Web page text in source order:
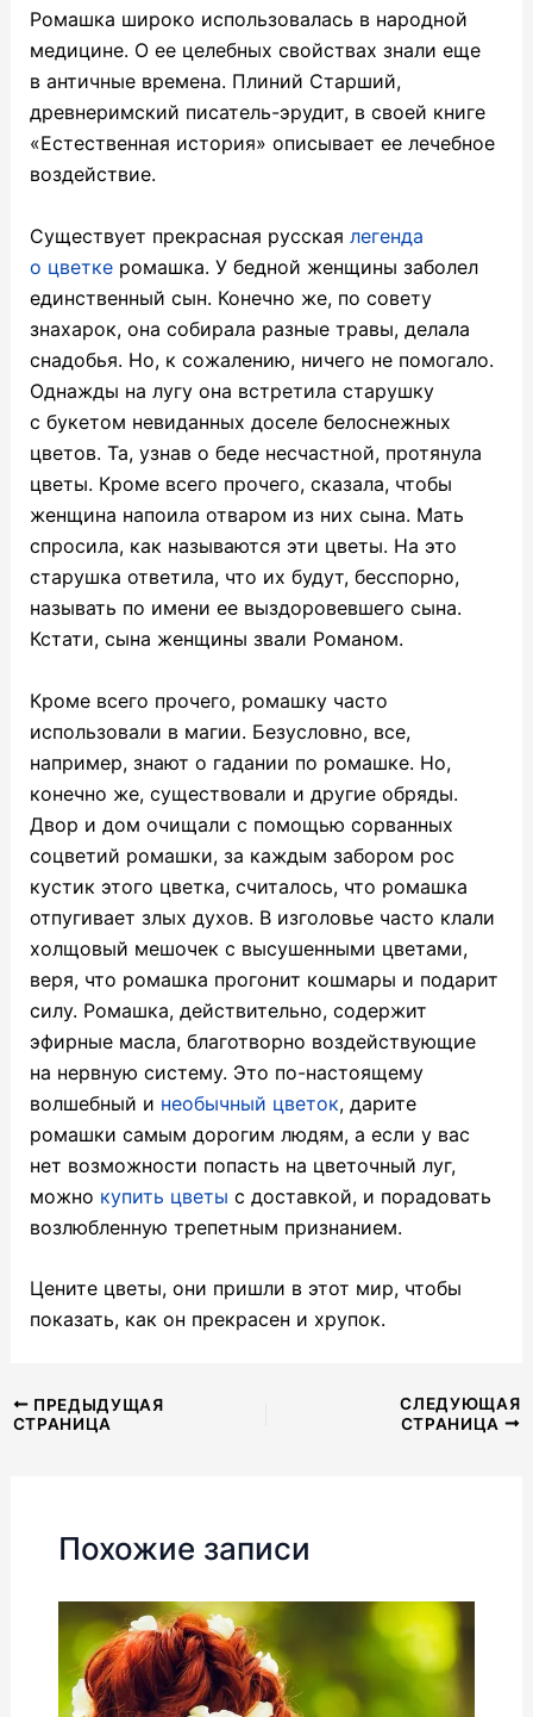
Ромашка широко использовалась в народной
медицине. О ее целебных свойствах знали еще
в античные времена. Плиний Старший,
древнеримский писатель-эрудит, в своей книге
«Естественная история» описывает ее лечебное
воздействие.
Существует прекрасная русская легенда
о цветкеромашка. У бедной женщины заболел
единственный сын. Конечно же, по совету
знахарок, она собирала разные травы, делала
снадобья. Но, к сожалению, ничего не помогало.
Однажды на лугу она встретила старушку
с букетом невиданных доселе белоснежных
цветов. Та, узнав о беде несчастной, протянула
цветы. Кроме всего прочего, сказала, чтобы
женщина напоила отваром из них сына. Мать
спросила, как называются эти цветы. На это
старушка ответила, что их будут, бесспорно,
называть по имени ее выздоровевшего сына.
Кстати, сына женщины звали Романом.
Кроме всего прочего, ромашку часто
использовали в магии. Безусловно, все,
например, знают о гадании по ромашке. Но,
конечно же, существовали и другие обряды.
Двор и дом очищали с помощью сорванных
соцветий ромашки, за каждым забором рос
кустик этого цветка, считалось, что ромашка
отпугивает злых духов. В изголовье часто клали
холщовый мешочек с высушенными цветами,
веря, что ромашка прогонит кошмары и подарит
силу. Ромашка, действительно, содержит
эфирные масла, благотворно воздействующие
на нервную систему. Это по-настоящему
волшебный и необычный цветок, дарите
ромашки самым дорогим людям, а если у вас
нет возможности попасть на цветочный луг,
можно купить цветы с доставкой, и порадовать
возлюбленную трепетным признанием.
Цените цветы, они пришли в этот мир, чтобы
показать, как он прекрасен и хрупок.
Навигация
по
ПРЕДЫДУЩАЯ
СТРАНИЦА
СЛЕДУЮЩАЯ
СТРАНИЦА
Похожие записи